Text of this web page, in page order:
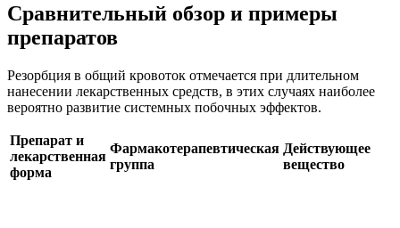
Сравнительный обзор и примеры
препаратов
Резорбция в общий кровоток отмечается при длительном
нанесении лекарственных средств, в этих случаях наиболее
вероятно развитие системных побочных эффектов.
Препарат и
лекарственная
форма
Фармакотерапевтическая
группа
Действующее
вещество